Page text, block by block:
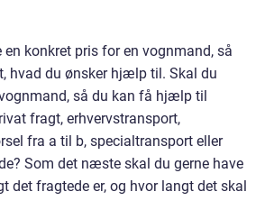
en konkret pris for en vognmand, så
hvad du ønsker hjælp til. Skal du
så du kan få hjælp til
fragt, erhvervstransport,
fra a til b, specialtransport eller
Som det næste skal du gerne have
det fragtede er, og hvor langt det skal